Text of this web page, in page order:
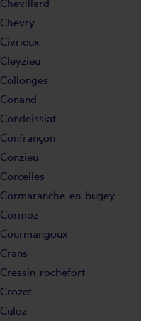
Chevillard
Chevry
Civrieux
Cleyzieu
Collonges
Conand
Condeissiat
Confrançon
Conzieu
Corcelles
Cormaranche-en-bugey
Cormoz
Courmangoux
Crans
Cressin-rochefort
Crozet
Culoz